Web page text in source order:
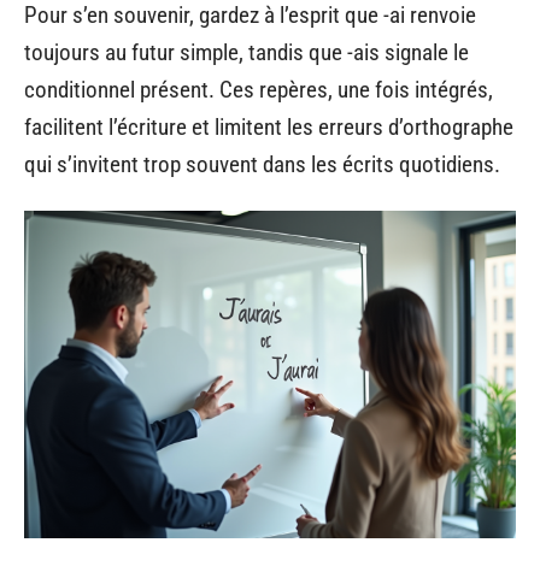
Pour s’en souvenir, gardez à l’esprit que -ai renvoie
toujours au futur simple, tandis que -ais signale le
conditionnel présent. Ces repères, une fois intégrés,
facilitent l’écriture et limitent les erreurs d’orthographe
qui s’invitent trop souvent dans les écrits quotidiens.